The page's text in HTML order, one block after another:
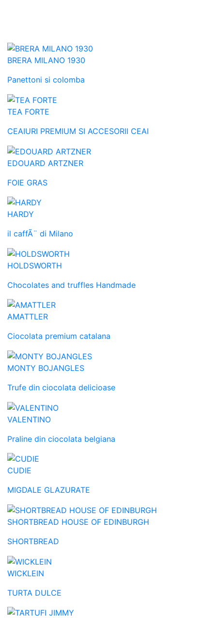
BRERA MILANO 1930
Panettoni si colomba
TEA FORTE
CEAIURI PREMIUM SI ACCESORII CEAI
EDOUARD ARTZNER
FOIE GRAS
HARDY
il caffÃ¨ di Milano
HOLDSWORTH
Chocolates and truffles Handmade
AMATTLER
Ciocolata premium catalana
MONTY BOJANGLES
Trufe din ciocolata delicioase
VALENTINO
Praline din ciocolata belgiana
CUDIE
MIGDALE GLAZURATE
SHORTBREAD HOUSE OF EDINBURGH
SHORTBREAD
WICKLEIN
TURTA DULCE